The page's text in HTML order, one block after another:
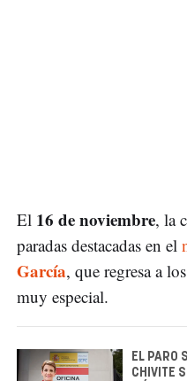
El 16 de noviembre, la
paradas destacadas en el
García, que regresa a
muy especial.
EL PARO
CHIVITE